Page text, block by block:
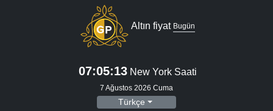
Altın fiyat Bugün
07:05:14 New York Saati
7 Ağustos 2026 Cuma
Türkçe